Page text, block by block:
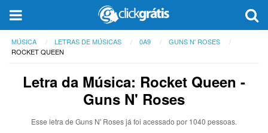
MÚSICA LETRAS DE MÚSICAS 0A9
GUNS N' ROSES
ROCKET QUEEN
Letra da Música: Rocket Queen -
Guns N' Roses
Esse letra de Guns N' Roses já foi acessado por 1040 pessoas.